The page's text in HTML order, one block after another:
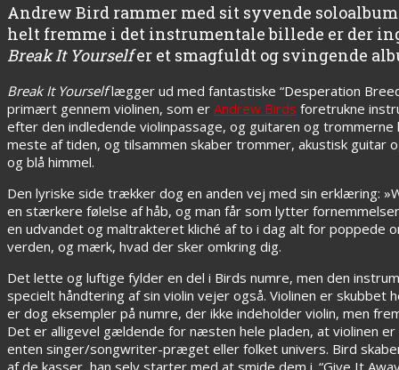
Andrew Bird rammer med sit syvende
helt fremme i det instrumentale billede er der
Break It Yourselfer et smagfuldt og svingende
Break It Yourselflægger ud med fantastiske “Desperation
primært gennem violinen, som er Andrew Birds foretrukne
efter den indledende violinpassage, og guitaren og
meste af tiden, og tilsammen skaber trommer, akustisk guitar
og blå himmel.
Den lyriske side trækker dog en anden vej med sin erklæring:
en stærkere følelse af håb, og man får som lytter
en udvandet og maltrakteret kliché af to i dag alt for poppede
verden, og mærk, hvad der sker omkring dig.
Det lette og luftige fylder en del i Birds numre, men den
specielt håndtering af sin violin vejer også. Violinen er skubbet
er dog eksempler på numre, der ikke indeholder violin, men
Det er alligevel gældende for næsten hele pladen, at violinen
enten singer/songwriter-præget eller folket univers. Bird
af de kasser, han selv starter med at smide dem i. “Give It